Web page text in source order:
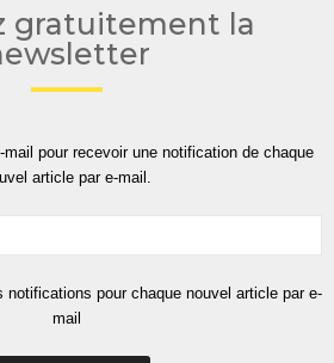
gratuitement la
pour recevoir une notification de chaque
article par e-mail.
notifications pour chaque nouvel article par e-
mail